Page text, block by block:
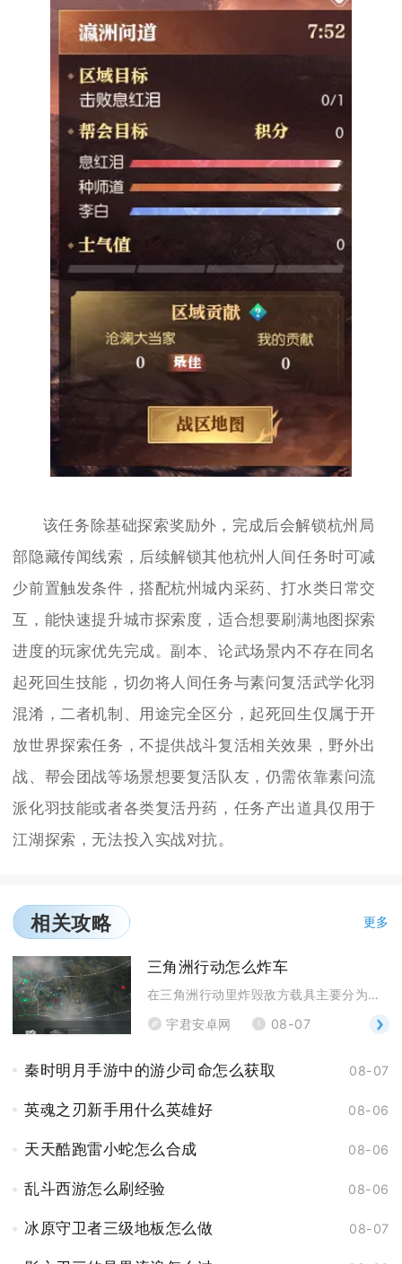
该任务除基础探索奖励外，完成后会解锁杭州局
部隐藏传闻线索，后续解锁其他杭州人间任务时可减
少前置触发条件，搭配杭州城内采药、打水类日常交
互，能快速提升城市探索度，适合想要刷满地图探索
进度的玩家优先完成。副本、论武场景内不存在同名
起死回生技能，切勿将人间任务与素问复活武学化羽
混淆，二者机制、用途完全区分，起死回生仅属于开
放世界探索任务，不提供战斗复活相关效果，野外出
战、帮会团战等场景想要复活队友，仍需依靠素问流
派化羽技能或者各类复活丹药，任务产出道具仅用于
江湖探索，无法投入实战对抗。
相关攻略 更多
三角洲行动怎么炸车
在三角洲行动里炸毁敌方载具主要分为远程重武器打击、
宇君安卓网
08-07
秦时明月手游中的游少司命怎么获取 08-07
英魂之刃新手用什么英雄好 08-06
天天酷跑雷小蛇怎么合成 08-06
乱斗西游怎么刷经验 08-06
冰原守卫者三级地板怎么做 08-07